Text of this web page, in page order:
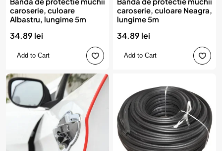
caroserie, culoare
Albastru, lungime 5m
34.89 lei
Add to Cart
caroserie, culoare Neagra,
lungime 5m
34.89 lei
Add to Cart